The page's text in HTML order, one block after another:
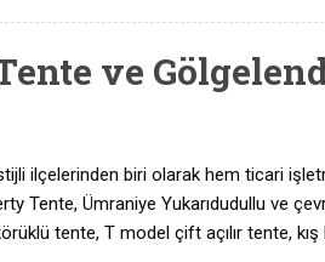
ve
ilçelerinden biri olarak hem ticari
Tente, Ümraniye Yukarıdudullu ve
tente, T model çift açılır tente,